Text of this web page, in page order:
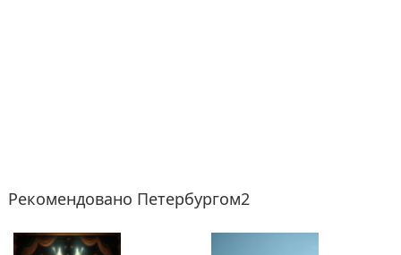
Рекомендовано Петербургом2